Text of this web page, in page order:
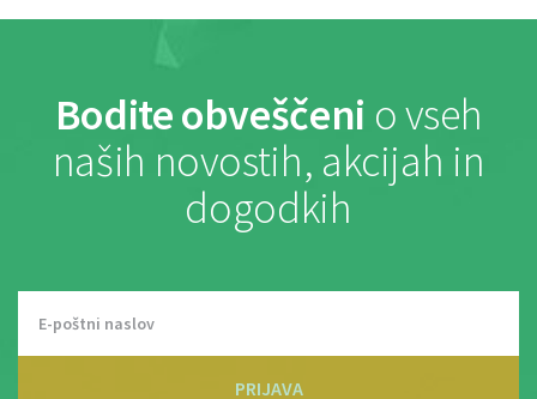
Bodite obveščeni o vseh
naših novostih, akcijah in
dogodkih
PRIJAVA